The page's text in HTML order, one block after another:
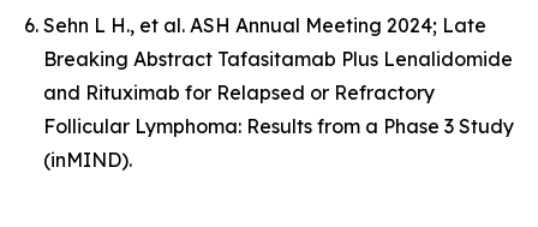
Sehn L H., et al. ASH Annual Meeting 2024; Late
Breaking Abstract Tafasitamab Plus Lenalidomide
and Rituximab for Relapsed or Refractory
Follicular Lymphoma: Results from a Phase 3 Study
(inMIND).